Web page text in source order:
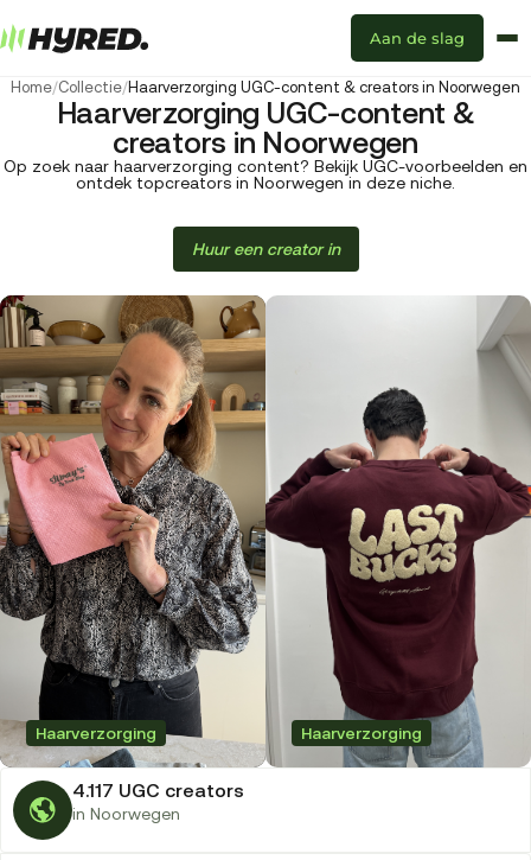
Aan de slag
Home/Collectie/Haarverzorging UGC-content & creators in Noorwegen
Haarverzorging UGC-content &
creators in Noorwegen
Op zoek naar haarverzorging content? Bekijk UGC-voorbeelden en
ontdek topcreators in Noorwegen in deze niche.
Huur een creator in
4.117 UGC creators
in Noorwegen
Haarverzorging Haarverzorging